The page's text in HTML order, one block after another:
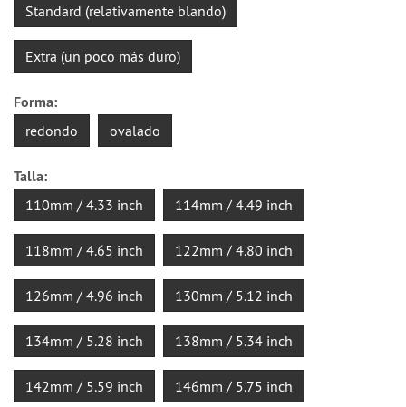
Standard (relativamente blando)
Extra (un poco más duro)
Forma:
redondo ovalado
Talla:
110mm / 4.33 inch 114mm / 4.49 inch
118mm / 4.65 inch 122mm / 4.80 inch
126mm / 4.96 inch 130mm / 5.12 inch
134mm / 5.28 inch 138mm / 5.34 inch
142mm / 5.59 inch 146mm / 5.75 inch